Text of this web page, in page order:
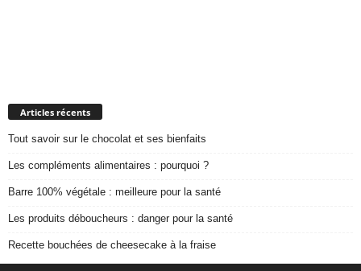
Articles récents
Tout savoir sur le chocolat et ses bienfaits
Les compléments alimentaires : pourquoi ?
Barre 100% végétale : meilleure pour la santé
Les produits déboucheurs : danger pour la santé
Recette bouchées de cheesecake à la fraise